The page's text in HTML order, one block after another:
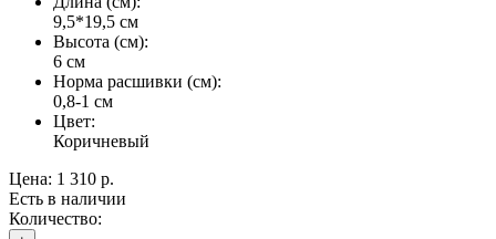
9,5*19,5 см
Высота (см):
6 см
Норма расшивки (см):
0,8-1 см
Цвет:
Коричневый
Цена: 1 310 р.
Есть в наличии
Количество: